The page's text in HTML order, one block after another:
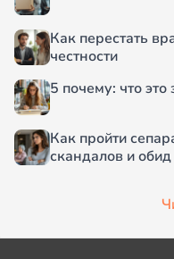
Как перестать
честности
5 почему: что это
Как пройти
скандалов и обид